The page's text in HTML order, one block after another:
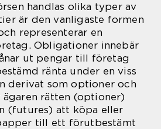
handlas olika typer av
är den vanligaste formen
representerar en
Obligationer innebär
ut pengar till företag
ränta under en viss
derivat som optioner och
rätten (optioner)
(futures) att köpa eller
till ett förutbestämt